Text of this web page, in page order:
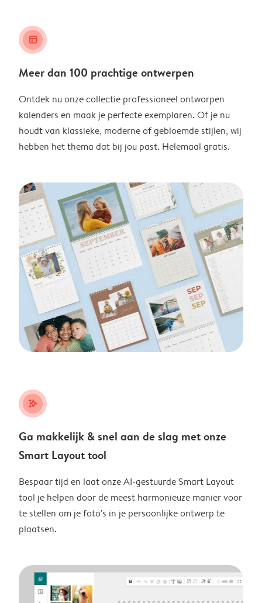
layout_alt
Meer dan 100 prachtige ontwerpen
Ontdek nu onze collectie professioneel ontworpen
kalenders en maak je perfecte exemplaren. Of je nu
houdt van klassieke, moderne of gebloemde stijlen, wij
hebben het thema dat bij jou past. Helemaal gratis.
stars_plus
Ga makkelijk & snel aan de slag met onze
Smart Layout tool
Bespaar tijd en laat onze AI-gestuurde Smart Layout
tool je helpen door de meest harmonieuze manier voor
te stellen om je foto's in je persoonlijke ontwerp te
plaatsen.